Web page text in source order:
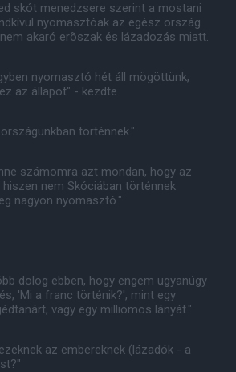
skót menedzsere szerint a mostani
nyomasztóak az egész ország
akaró erõszak és lázadozás miatt.
nyomasztó hét áll mögöttünk,
az állapot" - kezdte.
történnek."
számomra azt mondan, hogy az
hiszen nem Skóciában történnek
nagyon nyomasztó."
dolog ebben, hogy engem ugyanúgy
'Mi a franc történik?', mint egy
vagy egy milliomos lányát."
az embereknek (lázadók - a